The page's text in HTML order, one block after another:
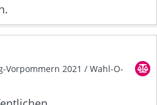
Vorpommern 2021 / Wahl-O-